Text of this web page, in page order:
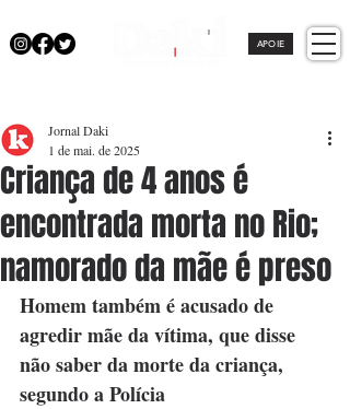
APOIE
Criança de 4 anos é
encontrada morta no Rio;
namorado da mãe é preso
Jornal Daki
1 de mai. de 2025
Homem também é acusado de
agredir mãe da vítima, que disse
não saber da morte da criança,
segundo a Polícia